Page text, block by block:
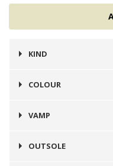
KIND
Sandalia
COLOUR
Café
VAMP
Cuero
OUTSOLE